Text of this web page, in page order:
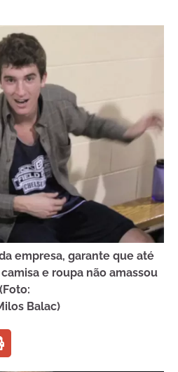
empresa, garante que até
e roupa não amassou
Balac)